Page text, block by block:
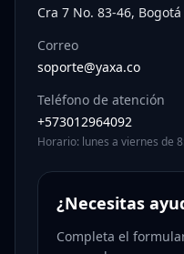
Cra 7 No. 83-46,
Correo
soporte@yaxa.co
Teléfono de atención
+573012964092
Horario: lunes a viernes de
¿Necesitas
Completa el